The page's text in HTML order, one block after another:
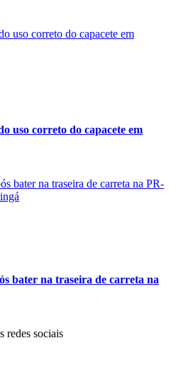
uso correto do capacete em
bater na traseira de carreta na
redes sociais